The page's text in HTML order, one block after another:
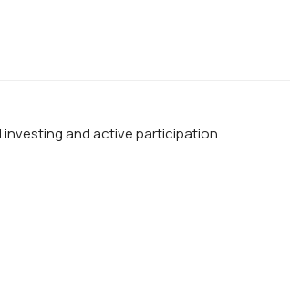
and active participation.